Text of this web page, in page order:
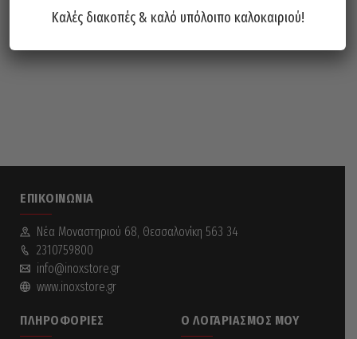
ΕΠΙΚΟΙΝΩΝΊΑ
Νέα Mοναστηριού 68, Θεσσαλονίκη 563 34
2310759800
info@inoxstore.gr
www.inoxstore.gr
ΠΛΗΡΟΦΟΡΊΕΣ Ο ΛΟΓΑΡΙΑΣΜΌΣ ΜΟΥ
Καλές διακοπές & καλό υπόλοιπο καλοκαιριού!